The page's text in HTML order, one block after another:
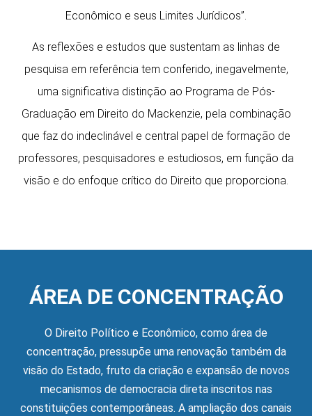
Econômico e seus Limites Jurídicos”.
As reflexões e estudos que sustentam as linhas de
pesquisa em referência tem conferido, inegavelmente,
uma significativa distinção ao Programa de Pós-
Graduação em Direito do Mackenzie, pela combinação
que faz do indeclinável e central papel de formação de
professores, pesquisadores e estudiosos, em função da
visão e do enfoque crítico do Direito que proporciona.
ÁREA DE CONCENTRAÇÃO
O Direito Político e Econômico, como área de
concentração, pressupõe uma renovação também da
visão do Estado, fruto da criação e expansão de novos
mecanismos de democracia direta inscritos nas
constituições contemporâneas. A ampliação dos canais